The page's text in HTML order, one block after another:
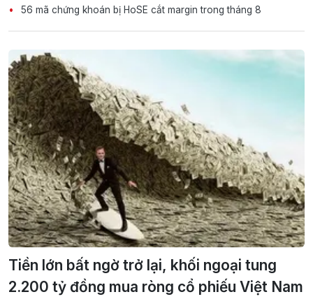
56 mã chứng khoán bị HoSE cắt margin trong tháng 8
Tiền lớn bất ngờ trở lại, khối ngoại tung
2.200 tỷ đồng mua ròng cổ phiếu Việt Nam